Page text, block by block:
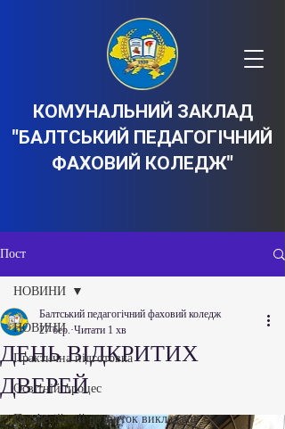
КОМУНАЛЬНИЙ ЗАКЛАД
"БАЛТСЬКИЙ ПЕДАГОГІЧНИЙ
ФАХОВИЙ КОЛЕДЖ"
Пост
НОВИНИ
Практична підготовка
Освітній процес
Професійний розвиток викладачів
НОВИНИ
ДЕНЬ ВІДКРИТИХ
ДВЕРЕЙ
Балтський педагогічний фаховий коледж
27 бер. Читати 1 хв